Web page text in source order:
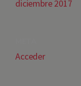
diciembre 2017
Acceder